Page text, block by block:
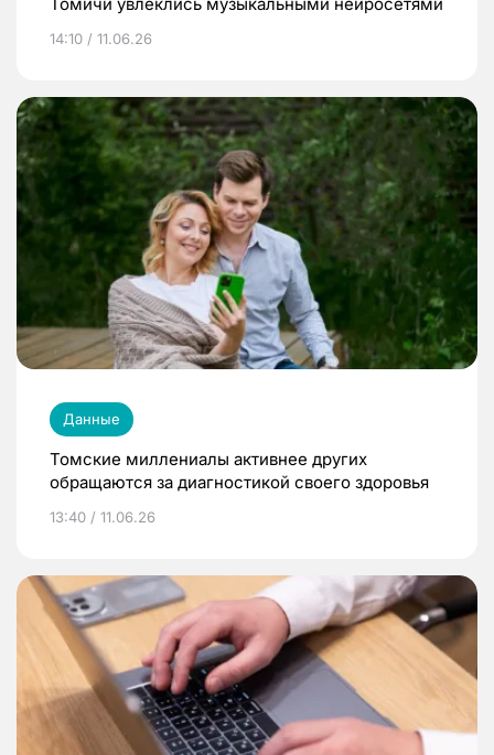
14:10 / 11.06.26
Данные
Томские миллениалы активнее других
обращаются за диагностикой своего здоровья
13:40 / 11.06.26